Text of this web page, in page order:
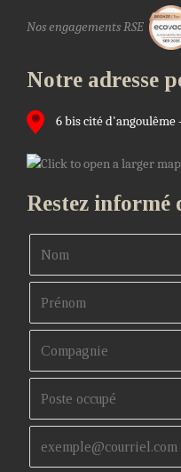
Nos engagements RSE
Notre adresse
6 bis cité d'angoulême
Restez informé